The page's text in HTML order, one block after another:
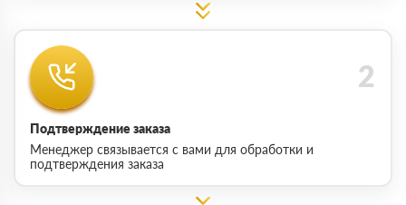
Подтверждение заказа
Менеджер связывается с вами для обработки и
подтверждения заказа